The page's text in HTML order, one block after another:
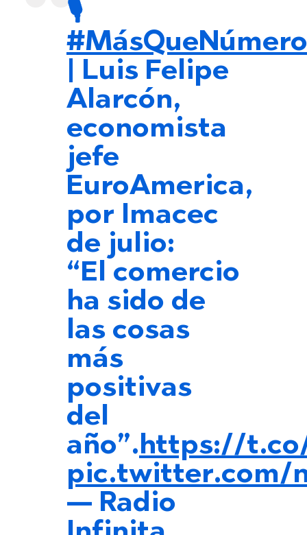
🎙️
| Luis Felipe
Alarcón,
economista
jefe
EuroAmerica,
por Imacec
de julio:
“El comercio
ha sido de
las cosas
más
positivas
del
año”.https://t.co/
pic.twitter.com/
— Radio